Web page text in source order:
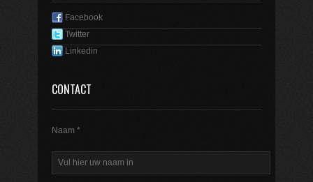
Facebook
Twitter
Linkedin
CONTACT
Naam *